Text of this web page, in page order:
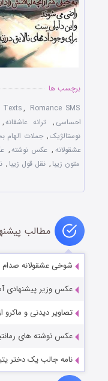
برچسب ها
Texts, Romance SMS
احساسی , ترانه عاشقانه,
نوستالژیک, جملات الهام
عشقولانه , عکس نوشته,
متون زیبا , نقل قول زیبا ,
مطالب
شوخی عشقولانه
عکس وزیر
تصاویر دیدنی و ماکرو
عکس نوشته های
نامه جالب یک دختر یتیم 9 ساله به رزمندگان